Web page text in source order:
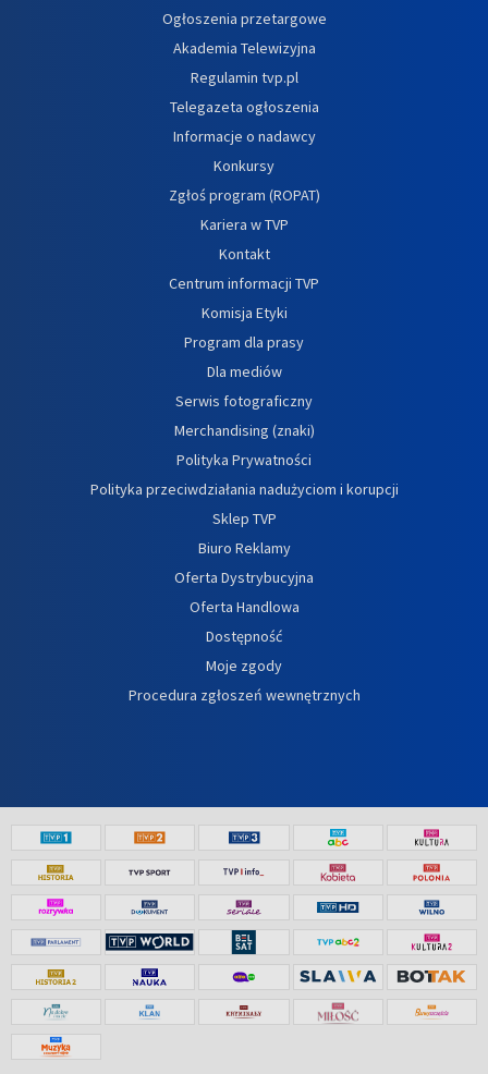
Ogłoszenia przetargowe
Akademia Telewizyjna
Regulamin tvp.pl
Telegazeta ogłoszenia
Informacje o nadawcy
Konkursy
Zgłoś program (ROPAT)
Kariera w TVP
Kontakt
Centrum informacji TVP
Komisja Etyki
Program dla prasy
Dla mediów
Serwis fotograficzny
Merchandising (znaki)
Polityka Prywatności
Polityka przeciwdziałania nadużyciom i korupcji
Sklep TVP
Biuro Reklamy
Oferta Dystrybucyjna
Oferta Handlowa
Dostępność
Moje zgody
Procedura zgłoszeń wewnętrznych